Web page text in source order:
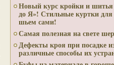
Новый курс кройки и
до Я»! Стильные куртки для
шьем сами!
Самая полезная на свете
Дефекты кроя при посадке
различные способы их